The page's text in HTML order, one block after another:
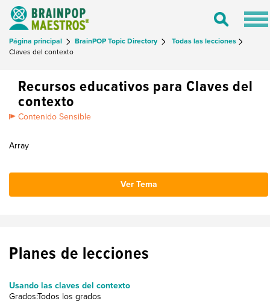
Toggle
Página principal BrainPOP Topic Directory
Todas las lecciones
Claves del contexto
Recursos educativos para Claves del
contexto
Contenido Sensible
Array
Ver Tema
Planes de lecciones
Usando las claves del contexto
Grados:Todos los grados